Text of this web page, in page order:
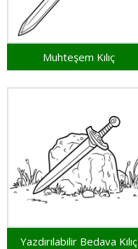
Muhteşem Kılıç
Yazdırılabilir Bedava Kılıç